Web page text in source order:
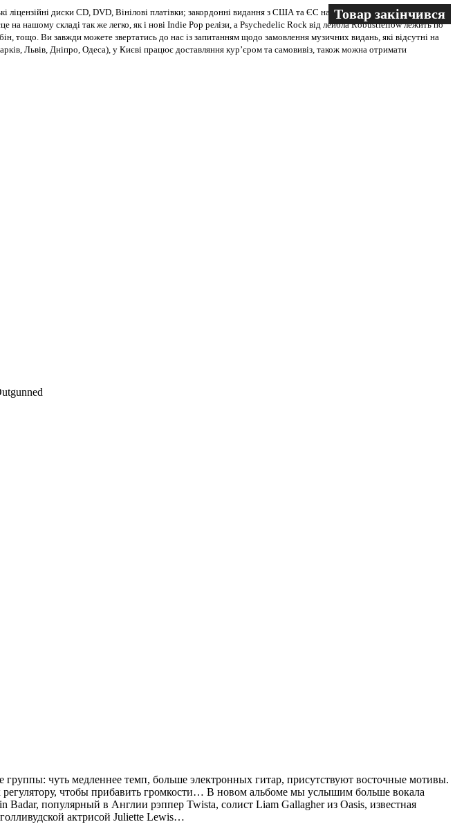
диски CD, DVD, Вінілові платівки; закордонні видання з США та ЄС на всіх носіях. В магазині
на нашому складі так же легко, як і нові Indie Pop релізи, а Psychedelic Rock від лейбла Robustfellow лежить по
тощо. Ви завжди можете звертатись до нас із запитанням щодо замовлення музичних видань, які відсутні на
Львів, Дніпро, Одеса), у Києві працює доставляння кур’єром та самовивіз, також можна отримати
чуть медленнее темп, больше электронных гитар, присутствуют восточные мотивы.
чтобы прибавить громкости… В новом альбоме мы услышим больше вокала
популярный в Англии рэппер Twista, солист Liam Gallagher из Oasis, известная
актрисой Juliette Lewis…
Товар закінчився
Товар закінчився